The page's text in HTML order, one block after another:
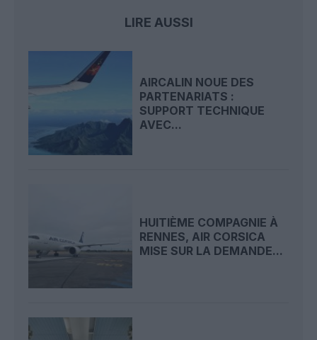
LIRE AUSSI
AIRCALIN NOUE DES
PARTENARIATS :
SUPPORT TECHNIQUE
AVEC...
HUITIÈME COMPAGNIE À
RENNES, AIR CORSICA
MISE SUR LA DEMANDE...